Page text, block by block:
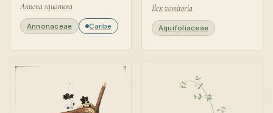
Annona squamosa
Annonaceae Caribe
Ilex vomitoria
Aquifoliaceae